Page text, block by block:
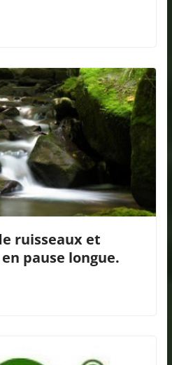
ruisseaux et
pause longue.